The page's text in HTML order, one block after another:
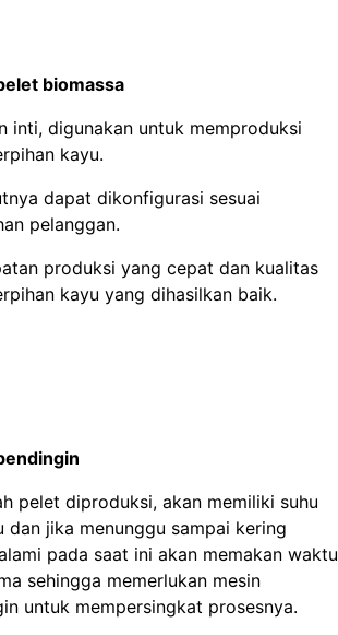
biomassa
inti, digunakan untuk memproduksi
kayu.
dapat dikonfigurasi sesuai
pelanggan.
produksi yang cepat dan kualitas
kayu yang dihasilkan baik.
pelet diproduksi, akan memiliki suhu
dan jika menunggu sampai kering
pada saat ini akan memakan waktu
sehingga memerlukan mesin
untuk mempersingkat prosesnya.